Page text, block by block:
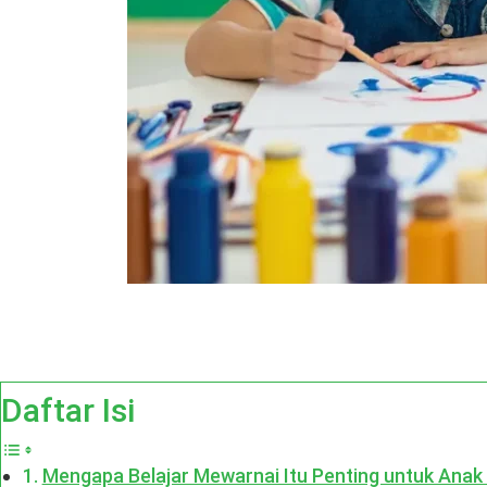
Daftar Isi
Mengapa Belajar Mewarnai Itu Penting untuk Anak